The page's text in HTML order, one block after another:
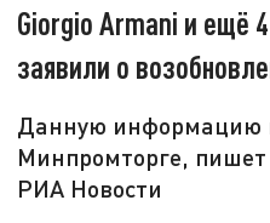
Giorgio Armani и ещё
заявили о
Данную информацию
Минпромторге,
РИА Новости